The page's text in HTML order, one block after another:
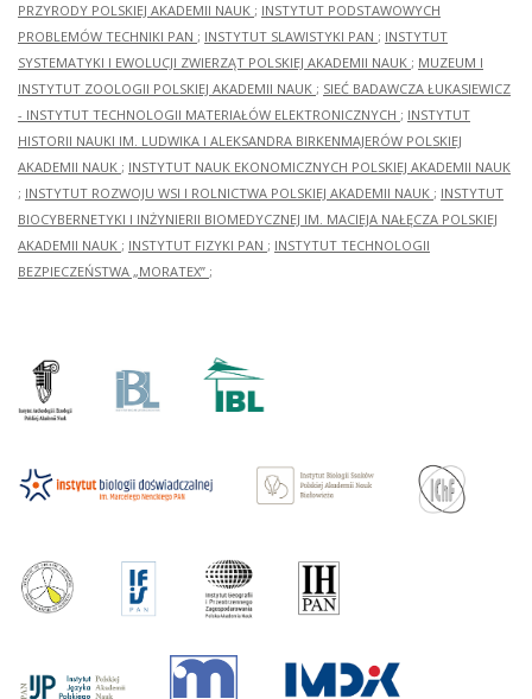
PRZYRODY POLSKIEJ AKADEMII NAUK ; INSTYTUT PODSTAWOWYCH
PROBLEMÓW TECHNIKI PAN ; INSTYTUT SLAWISTYKI PAN ; INSTYTUT
SYSTEMATYKI I EWOLUCJI ZWIERZĄT POLSKIEJ AKADEMII NAUK ; MUZEUM I
INSTYTUT ZOOLOGII POLSKIEJ AKADEMII NAUK ; SIEĆ BADAWCZA ŁUKASIEWICZ
- INSTYTUT TECHNOLOGII MATERIAŁÓW ELEKTRONICZNYCH ; INSTYTUT
HISTORII NAUKI IM. LUDWIKA I ALEKSANDRA BIRKENMAJERÓW POLSKIEJ
AKADEMII NAUK ; INSTYTUT NAUK EKONOMICZNYCH POLSKIEJ AKADEMII NAUK
; INSTYTUT ROZWOJU WSI I ROLNICTWA POLSKIEJ AKADEMII NAUK ; INSTYTUT
BIOCYBERNETYKI I INŻYNIERII BIOMEDYCZNEJ IM. MACIEJA NAŁĘCZA POLSKIEJ
AKADEMII NAUK ; INSTYTUT FIZYKI PAN ; INSTYTUT TECHNOLOGII
BEZPIECZEŃSTWA „MORATEX” ;